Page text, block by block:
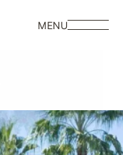
MENU